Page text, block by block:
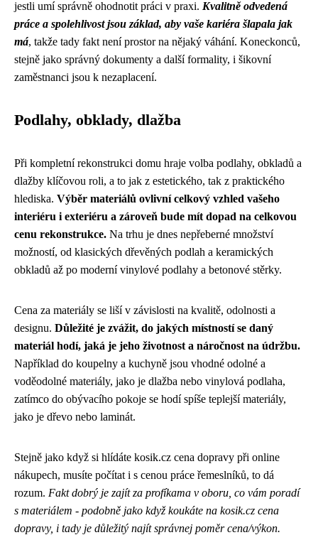
jestli umí správně ohodnotit práci v praxi. Kvalitně odvedená
práce a spolehlivost jsou základ, aby vaše kariéra šlapala jak
má, takže tady fakt není prostor na nějaký váhání. Koneckonců,
stejně jako správný dokumenty a další formality, i šikovní
zaměstnanci jsou k nezaplacení.
Podlahy, obklady, dlažba
Při kompletní rekonstrukci domu hraje volba podlahy, obkladů a
dlažby klíčovou roli, a to jak z estetického, tak z praktického
hlediska. Výběr materiálů ovlivní celkový vzhled vašeho
interiéru i exteriéru a zároveň bude mít dopad na celkovou
cenu rekonstrukce. Na trhu je dnes nepřeberné množství
možností, od klasických dřevěných podlah a keramických
obkladů až po moderní vinylové podlahy a betonové stěrky.
Cena za materiály se liší v závislosti na kvalitě, odolnosti a
designu. Důležité je zvážit, do jakých místností se daný
materiál hodí, jaká je jeho životnost a náročnost na údržbu.
Například do koupelny a kuchyně jsou vhodné odolné a
voděodolné materiály, jako je dlažba nebo vinylová podlaha,
zatímco do obývacího pokoje se hodí spíše teplejší materiály,
jako je dřevo nebo laminát.
Stejně jako když si hlídáte kosik.cz cena dopravy při online
nákupech, musíte počítat i s cenou práce řemeslníků, to dá
rozum. Fakt dobrý je zajít za profíkama v oboru, co vám poradí
s materiálem - podobně jako když koukáte na kosik.cz cena
dopravy, i tady je důležitý najít správnej poměr cena/výkon.